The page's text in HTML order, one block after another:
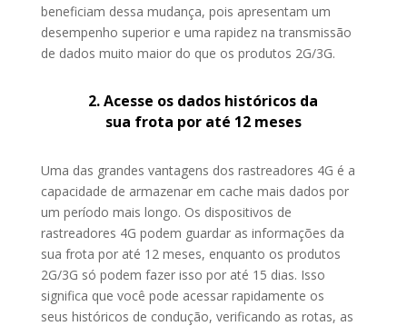
beneficiam dessa mudança, pois apresentam um
desempenho superior e uma rapidez na transmissão
de dados muito maior do que os produtos 2G/3G.
2. Acesse os dados históricos da
sua frota por até 12 meses
Uma das grandes vantagens dos rastreadores 4G é a
capacidade de armazenar em cache mais dados por
um período mais longo. Os dispositivos de
rastreadores 4G podem guardar as informações da
sua frota por até 12 meses, enquanto os produtos
2G/3G só podem fazer isso por até 15 dias. Isso
significa que você pode acessar rapidamente os
seus históricos de condução, verificando as rotas, as